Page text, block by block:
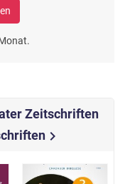
Zeitschriften
chevron_right